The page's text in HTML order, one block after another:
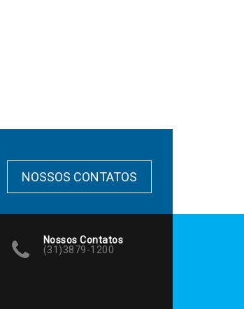
NOSSOS CONTATOS
Nossos Contatos
(31)3879-1200